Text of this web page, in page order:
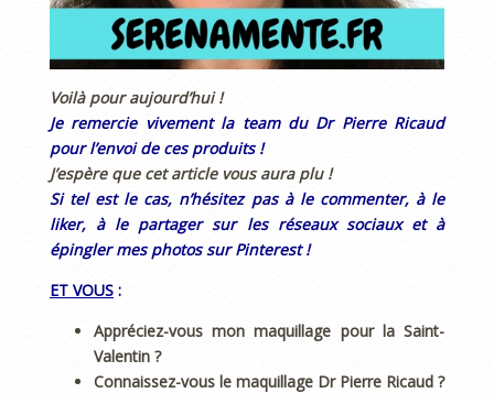
Voilà pour aujourd’hui !
Je remercie vivement la team du Dr Pierre Ricaud
pour l’envoi de ces produits !
J’espère que cet article vous aura plu !
Si tel est le cas, n’hésitez pas à le commenter, à le
liker, à le partager sur les réseaux sociaux et à
épingler mes photos sur Pinterest !
ET VOUS :
Appréciez-vous mon maquillage pour la Saint-
Valentin ?
Connaissez-vous le maquillage Dr Pierre Ricaud ?